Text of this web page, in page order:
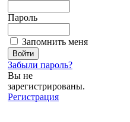
Пароль
Запомнить меня
Забыли пароль?
Вы не
зарегистрированы.
Регистрация